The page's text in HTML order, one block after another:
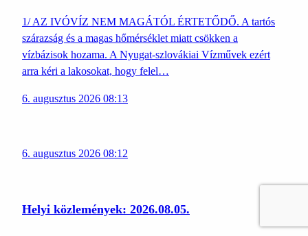
1/ AZ IVÓVÍZ NEM MAGÁTÓL ÉRTETŐDŐ. A tartós
szárazság és a magas hőmérséklet miatt csökken a
vízbázisok hozama. A Nyugat-szlovákiai Vízművek ezért
arra kéri a lakosokat, hogy felel…
6. augusztus 2026 08:13
6. augusztus 2026 08:12
Helyi közlemények: 2026.08.05.